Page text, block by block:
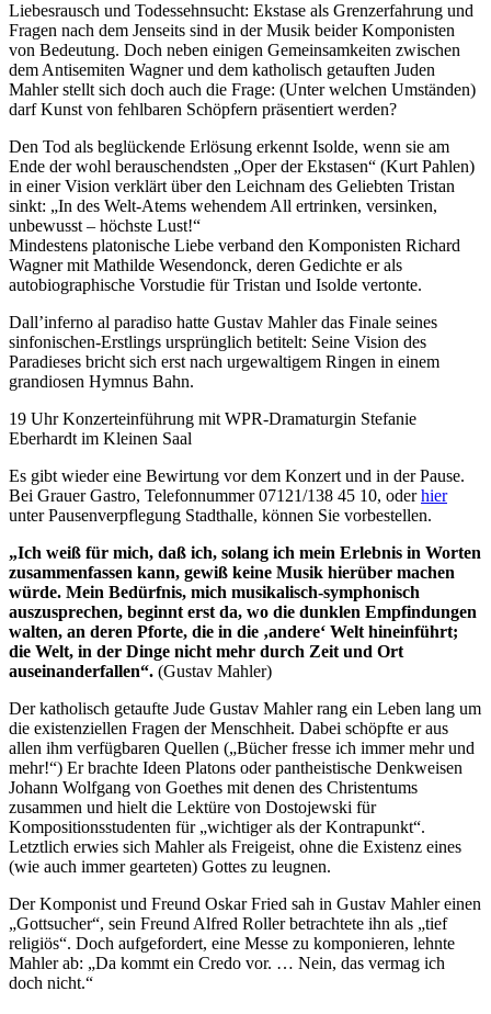
Liebesrausch und Todessehnsucht: Ekstase als Grenzerfahrung und
Fragen nach dem Jenseits sind in der Musik beider Komponisten
von Bedeutung. Doch neben einigen Gemeinsamkeiten zwischen
dem Antisemiten Wagner und dem katholisch getauften Juden
Mahler stellt sich doch auch die Frage: (Unter welchen Umständen)
darf Kunst von fehlbaren Schöpfern präsentiert werden?
Den Tod als beglückende Erlösung erkennt Isolde, wenn sie am
Ende der wohl berauschendsten „Oper der Ekstasen“ (Kurt Pahlen)
in einer Vision verklärt über den Leichnam des Geliebten Tristan
sinkt: „In des Welt-Atems wehendem All ertrinken, versinken,
unbewusst – höchste Lust!“
Mindestens platonische Liebe verband den Komponisten Richard
Wagner mit Mathilde Wesendonck, deren Gedichte er als
autobiographische Vorstudie für Tristan und Isolde vertonte.
Dall’inferno al paradiso hatte Gustav Mahler das Finale seines
sinfonischen-Erstlings ursprünglich betitelt: Seine Vision des
Paradieses bricht sich erst nach urgewaltigem Ringen in einem
grandiosen Hymnus Bahn.
19 Uhr Konzerteinführung mit WPR-Dramaturgin Stefanie
Eberhardt im Kleinen Saal
Es gibt wieder eine Bewirtung vor dem Konzert und in der Pause.
Bei Grauer Gastro, Telefonnummer 07121/138 45 10, oderhier
unter Pausenverpflegung Stadthalle, können Sie vorbestellen.
„Ich weiß für mich, daß ich, solang ich mein Erlebnis in Worten
zusammenfassen kann, gewiß keine Musik hierüber machen
würde. Mein Bedürfnis, mich musikalisch-symphonisch
auszusprechen, beginnt erst da, wo die dunklen Empfindungen
walten, an deren Pforte, die in die ‚andere‘ Welt hineinführt;
die Welt, in der Dinge nicht mehr durch Zeit und Ort
auseinanderfallen“. (Gustav Mahler)
Der katholisch getaufte Jude Gustav Mahler rang ein Leben lang um
die existenziellen Fragen der Menschheit. Dabei schöpfte er aus
allen ihm verfügbaren Quellen („Bücher fresse ich immer mehr und
mehr!“) Er brachte Ideen Platons oder pantheistische Denkweisen
Johann Wolfgang von Goethes mit denen des Christentums
zusammen und hielt die Lektüre von Dostojewski für
Kompositionsstudenten für „wichtiger als der Kontrapunkt“.
Letztlich erwies sich Mahler als Freigeist, ohne die Existenz eines
(wie auch immer gearteten) Gottes zu leugnen.
Der Komponist und Freund Oskar Fried sah in Gustav Mahler einen
„Gottsucher“, sein Freund Alfred Roller betrachtete ihn als „tief
religiös“. Doch aufgefordert, eine Messe zu komponieren, lehnte
Mahler ab: „Da kommt ein Credo vor. … Nein, das vermag ich
doch nicht.“